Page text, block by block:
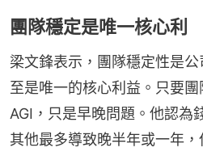
團隊穩定是唯一核心利
梁文鋒表示，團隊穩定性是
至是唯一的核心利益。只要
AGI，只是早晚問題。他認為
其他最多導致晚半年或一年，